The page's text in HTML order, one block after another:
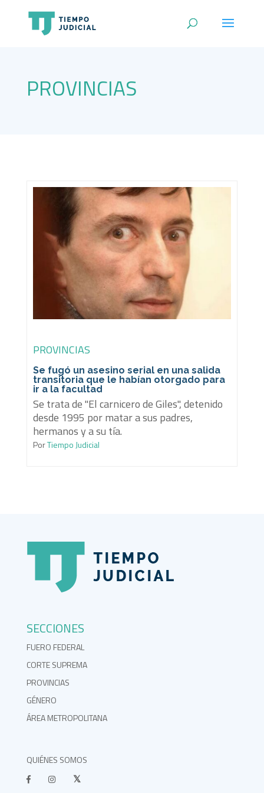
PROVINCIAS
PROVINCIAS
Se fugó un asesino serial en una salida
transitoria que le habían otorgado para
ir a la facultad
Se trata de "El carnicero de Giles", detenido
desde 1995 por matar a sus padres,
hermanos y a su tía.
PorTiempo Judicial
SECCIONES
FUERO FEDERAL
CORTE SUPREMA
PROVINCIAS
GÉNERO
ÁREA METROPOLITANA
QUIÉNES SOMOS